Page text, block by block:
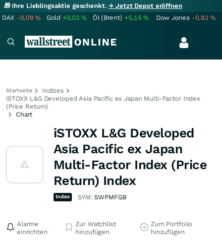
🎁 Ihre Lieblingsaktie geschenkt.→ Jetzt Depot eröffnen
DAX -0,09% Gold +0,02% Öl (Brent) +5,15% Dow Jones -0,92%
Startseite
Indizes
iSTOXX L&G Developed Asia Pacific ex Japan Multi-Factor Index
(Price Return)
Chart
iSTOXX L&G Developed
Asia Pacific ex Japan
Multi-Factor Index (Price
Return) Index
Index SYM:SWPMFGB
Alarme
einrichten
Zur Watchlist
hinzufügen
Zum Portfolio
hinzufügen